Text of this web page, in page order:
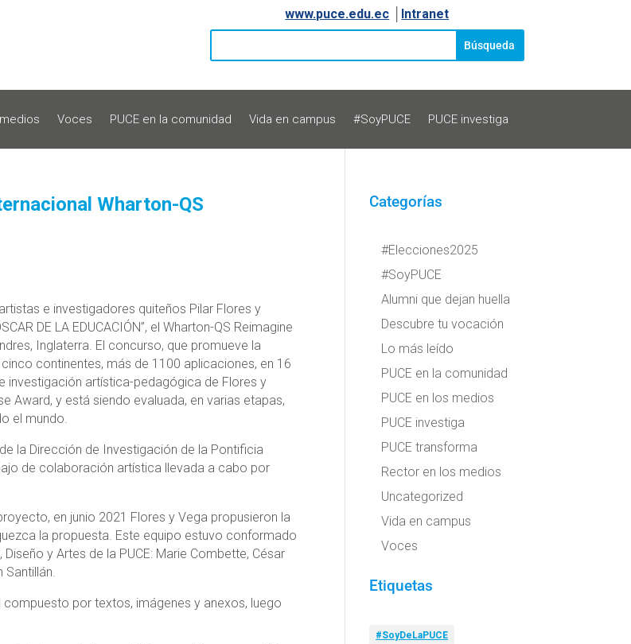
www.puce.edu.ec Intranet
Voces PUCE en la comunidad Vida en campus #SoyPUCE PUCE investiga
Wharton-QS
e investigadores quiteños Pilar Flores y
DE LA EDUCACIÓN”, el Wharton-QS Reimagine
Inglaterra. El concurso, que promueve la
continentes, más de 1100 aplicaciones, en 16
investigación artística-pedagógica de Flores y
Award, y está siendo evaluada, en varias etapas,
el mundo.
la Dirección de Investigación de la Pontificia
de colaboración artística llevada a cabo por
en junio 2021 Flores y Vega propusieron la
la propuesta. Este equipo estuvo conformado
y Artes de la PUCE: Marie Combette, César
Santillán.
por textos, imágenes y anexos, luego
Categorías
#Elecciones2025
#SoyPUCE
Alumni que dejan huella
Descubre tu vocación
Lo más leído
PUCE en la comunidad
PUCE en los medios
PUCE investiga
PUCE transforma
Rector en los medios
Uncategorized
Vida en campus
Voces
Etiquetas
#SoyDeLaPUCE